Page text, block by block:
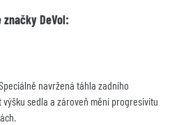
DeVol:
navržená táhla zadního
sedla a zároveň mění progresivitu